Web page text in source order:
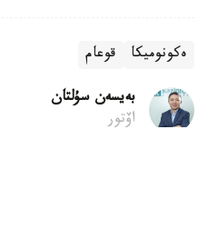
ەكونوميكا قوعام
بەيسەن سۇلتان
اۆتور